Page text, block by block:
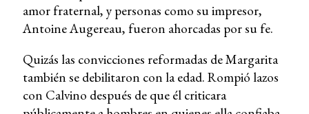
amor fraternal, y personas como su impresor,
Antoine Augereau, fueron ahorcadas por su fe.
Quizás las convicciones reformadas de Margarita
también se debilitaron con la edad. Rompió lazos
con Calvino después de que él criticara